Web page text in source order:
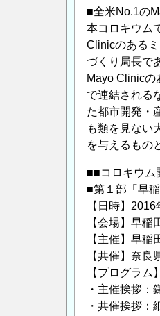
ら
せ
の
待
で
き
る
貯
水
量
の
算
定
方
法
の
■全米No.1の
本コロキウム
Clinicのある
づくり局長で
Mayo Clinicの
で連結される
た都市開発・
も類を見ない
を与えるもの
■■コロキウム
■第１部「早
【日時】
【会場】早
【主催】早稲
【共催】奈
【プログラム】
・主催挨拶
・共催挨拶